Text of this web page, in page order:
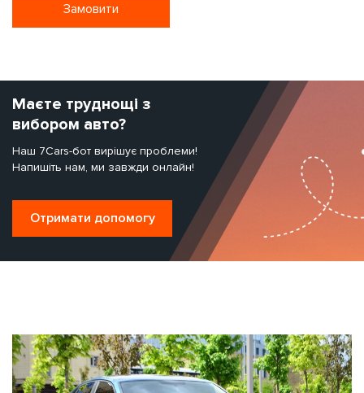
Замовити
Маєте труднощі з
вибором авто?
Наш 7Cars-бот вирішує проблеми!
Напишіть нам, ми завжди онлайн!
Отримати допомогу